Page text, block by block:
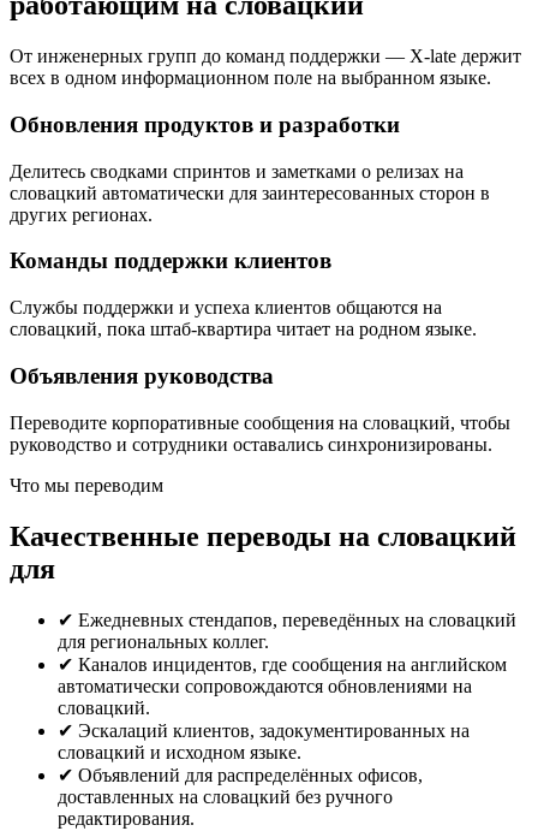
От инженерных групп до команд поддержки — X-late держит
всех в одном информационном поле на выбранном языке.
Обновления продуктов и разработки
Делитесь сводками спринтов и заметками о релизах на
словацкий автоматически для заинтересованных сторон в
других регионах.
Команды поддержки клиентов
Службы поддержки и успеха клиентов общаются на
словацкий, пока штаб-квартира читает на родном языке.
Объявления руководства
Переводите корпоративные сообщения на словацкий, чтобы
руководство и сотрудники оставались синхронизированы.
Что мы переводим
Качественные переводы на словацкий
для
✔ Ежедневных стендапов, переведённых на словацкий
для региональных коллег.
✔ Каналов инцидентов, где сообщения на английском
автоматически сопровождаются обновлениями на
словацкий.
✔ Эскалаций клиентов, задокументированных на
словацкий и исходном языке.
✔ Объявлений для распределённых офисов,
доставленных на словацкий без ручного
редактирования.